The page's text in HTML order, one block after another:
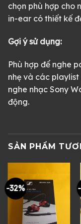
chọn phù hợp cho
in-ear có thiết kế
Gợi ý sử dụng:
Phù hợp để nghe
nhẹ và các
nghe nhạc Sony
động.
SẢN PHẨM
-32%